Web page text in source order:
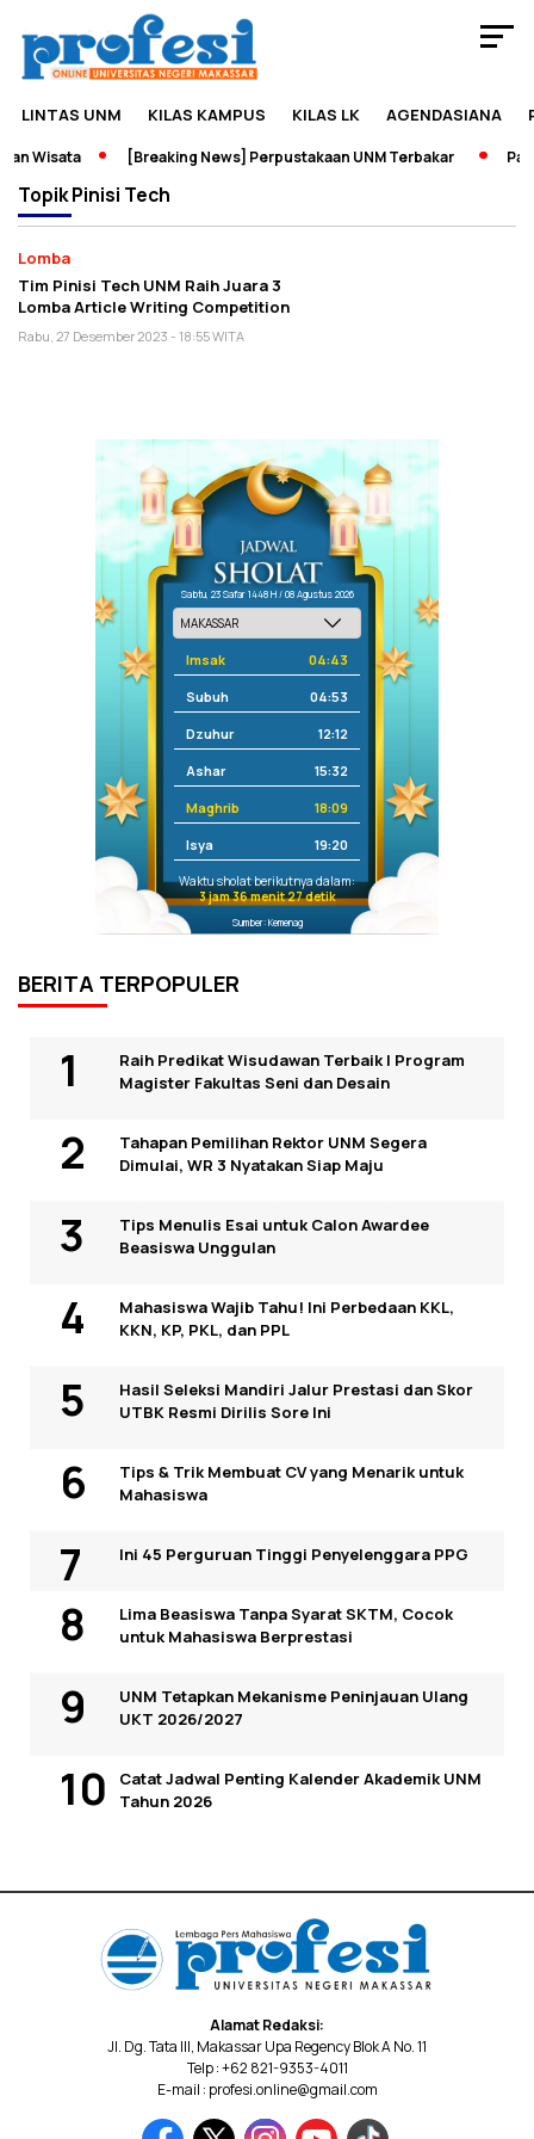
LINTAS UNM KILAS KAMPUS KILAS LK AGENDASIANA
Wisata [Breaking News] Perpustakaan UNM Terbakar
TopikPinisi Tech
Lomba
Tim Pinisi Tech UNM Raih Juara 3
Lomba Article Writing Competition
Rabu, 27 Desember 2023 - 18:55 WITA
Sabtu, 23 Safar 1448 H / 08 Agustus 2026
Imsak 04:43
Subuh 04:53
Dzuhur 12:12
Ashar 15:32
Maghrib 18:09
Isya 19:20
Waktu sholat berikutnya dalam:
3 jam 36 menit 27 detik
Sumber: Kemenag
BERITA TERPOPULER
Raih Predikat Wisudawan Terbaik I Program
Magister Fakultas Seni dan Desain
Tahapan Pemilihan Rektor UNM Segera
Dimulai, WR 3 Nyatakan Siap Maju
Tips Menulis Esai untuk Calon Awardee
Beasiswa Unggulan
Mahasiswa Wajib Tahu! Ini Perbedaan KKL,
KKN, KP, PKL, dan PPL
Hasil Seleksi Mandiri Jalur Prestasi dan Skor
UTBK Resmi Dirilis Sore Ini
Tips & Trik Membuat CV yang Menarik untuk
Mahasiswa
Ini 45 Perguruan Tinggi Penyelenggara PPG
Lima Beasiswa Tanpa Syarat SKTM, Cocok
untuk Mahasiswa Berprestasi
UNM Tetapkan Mekanisme Peninjauan Ulang
UKT 2026/2027
Catat Jadwal Penting Kalender Akademik UNM
Tahun 2026
Alamat Redaksi:
Jl. Dg. Tata III, Makassar Upa Regency Blok A No. 11
Telp : +62 821-9353-4011
E-mail : profesi.online@gmail.com